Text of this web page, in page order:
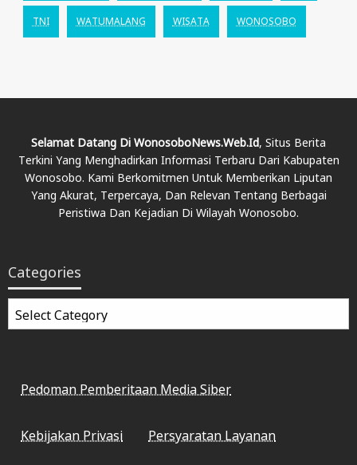
TNI WATUMALANG WISATA WONOSOBO
Selamat Datang Di WonosoboNews.web.id, Situs Berita
Terkini Yang Menghadirkan Informasi Terbaru Dari Kabupaten
Wonosobo. Kami Berkomitmen Untuk Memberikan Liputan
Yang Akurat, Terpercaya, Dan Relevan Tentang Berbagai
Peristiwa Dan Kejadian Di Wilayah Wonosobo.
Categories
Categories
Pedoman Pemberitaan Media Siber
Kebijakan Privasi Persyaratan Layanan